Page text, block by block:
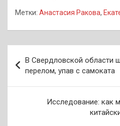
Метки: Анастасия Ракова,
по
записям
В Свердловской области
перелом, упав с самоката
Исследование: как